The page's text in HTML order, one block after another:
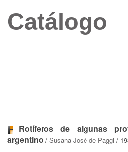
Catálogo
Rotíferos de algunas
argentino / Susana José de Paggi /